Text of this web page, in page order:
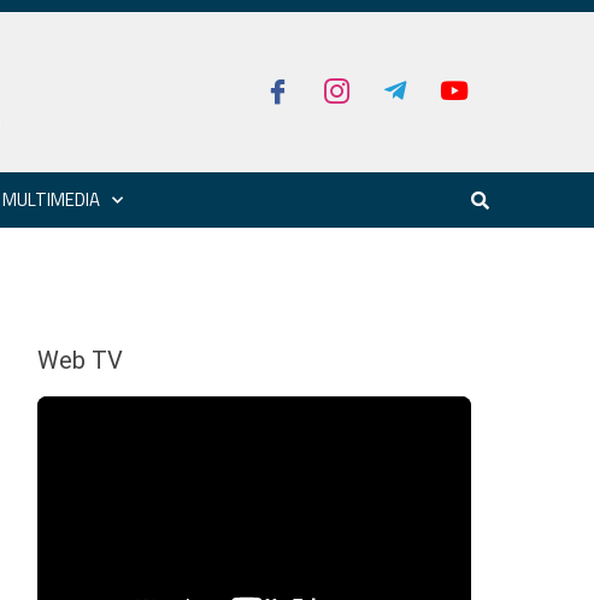
MULTIMEDIA
Web TV